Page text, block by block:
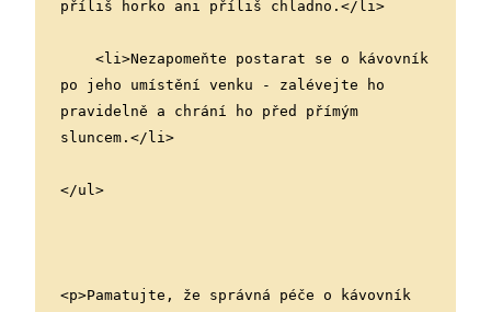
příliš horko ani příliš chladno.</li>
po jeho umístění venku - zalévejte ho
pravidelně a chrání ho před přímým
sluncem.</li>
</ul>
<p>Pamatujte, že správná péče o kávovník